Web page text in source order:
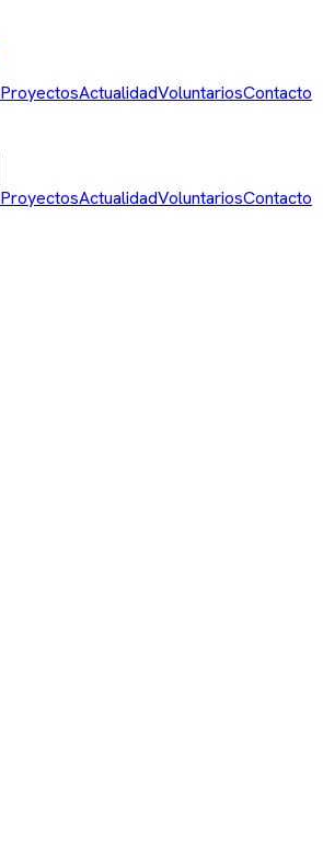
ProyectosActualidadVoluntariosContacto
ProyectosActualidadVoluntariosContacto